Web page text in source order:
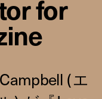
for